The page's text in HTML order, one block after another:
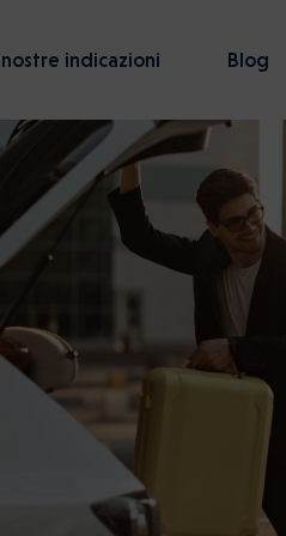
indicazioni Blog